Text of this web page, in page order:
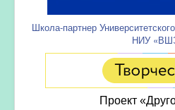
Школа-партнер
НИУ
Проект